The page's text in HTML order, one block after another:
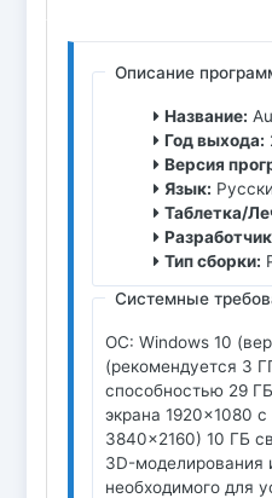
Описание
Название:
Год выхода:
Версия
Язык:
Таблетка/
Тип сборки:
Системные
ОС: Windows 10
(рекомендуется 3
способностью 29
экрана 1920x1080
3840x2160) 10 ГБ
3D-моделирования
необходимого для